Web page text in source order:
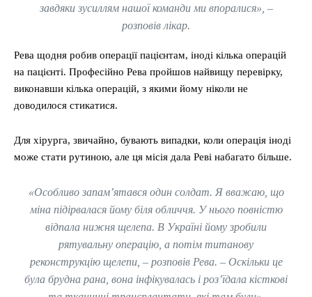
завдяки зусиллям нашої команди ми впоралися», –
розповів лікар.
Рева щодня робив операції пацієнтам, іноді кілька операцій
на пацієнті. Професійно Рева пройшов найвищу перевірку,
виконавши кілька операцій, з якими йому ніколи не
доводилося стикатися.
Для хірурга, звичайно, бувають випадки, коли операція іноді
може стати рутиною, але ця місія дала Реві набагато більше.
«Особливо запам’ятався один солдат. Я вважаю, що
міна підірвалася йому біля обличчя. У нього повністю
відпала нижня щелепа. В Україні йому зробили
рятувальну операцію, а потім титанову
реконструкцію щелепи, – розповів Рева. – Оскільки це
була брудна рана, вона інфікувалась і роз’їдала кісткові